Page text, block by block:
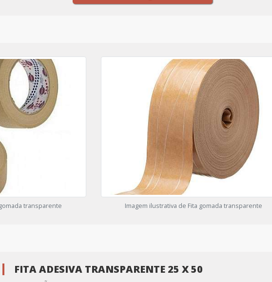
transparente Imagem ilustrativa de Fita gomada transparente
FITA ADESIVA TRANSPARENTE 25 X 50